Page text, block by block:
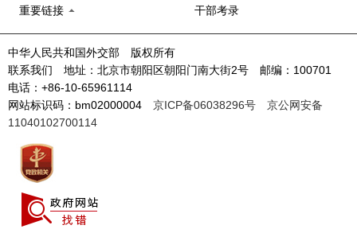
重要链接 干部考录
中华人民共和国外交部 版权所有
联系我们 地址：北京市朝阳区朝阳门南大街2号 邮编：100701
电话：+86-10-65961114
网站标识码：bm02000004 京ICP备06038296号
京公网安备
11040102700114